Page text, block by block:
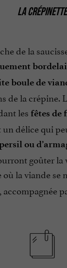
LA CRÉPINETTE
de la
boule de
de la crépine.
les fêtes de
un délice qui
ou
goûter la
la viande se
, accompagnée